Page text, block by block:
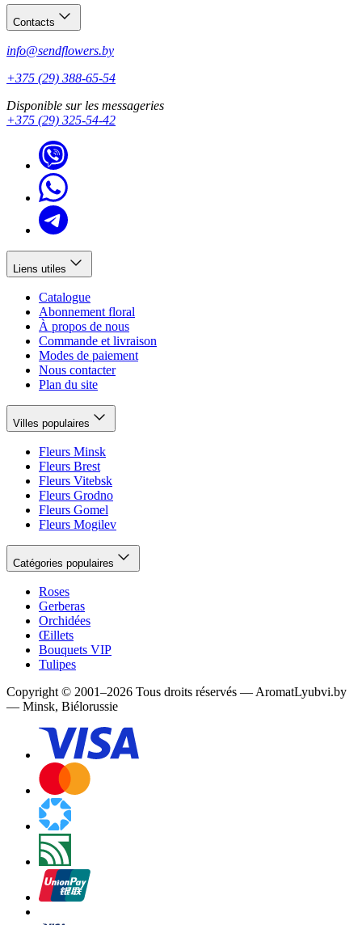
Contacts
info@sendflowers.by
+375 (29) 388-65-54
Disponible sur les messageries
+375 (29) 325-54-42
Liens utiles
Catalogue
Abonnement floral
À propos de nous
Commande et livraison
Modes de paiement
Nous contacter
Plan du site
Villes populaires
Fleurs Minsk
Fleurs Brest
Fleurs Vitebsk
Fleurs Grodno
Fleurs Gomel
Fleurs Mogilev
Catégories populaires
Roses
Gerberas
Orchidées
Œillets
Bouquets VIP
Tulipes
Copyright © 2001–2026 Tous droits réservés — AromatLyubvi.by
— Minsk, Biélorussie